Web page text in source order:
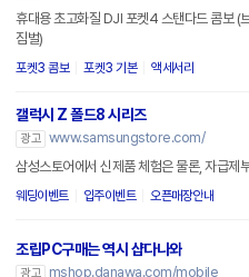
휴대용 초고화질 DJI 포켓4 스탠다드 콤보 (
짐벌)
포켓3 콤보 포켓3 기본 액세서리
갤럭시 Z 폴드8 시리즈
광고 www.samsungstore.com/
삼성스토어에서 신제품 체험은 물론, 자급제
웨딩이벤트 입주이벤트 오픈매장안내
조립PC구매는 역시 샵다나와
광고
mshop.danawa.com/mobile